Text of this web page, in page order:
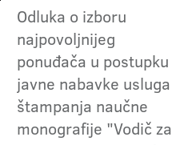
Odluka o izboru
najpovoljnijeg
ponuđača u postupku
javne nabavke usluga
štampanja naučne
monografije "Vodič za